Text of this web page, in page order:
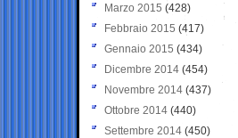
Marzo 2015 (428)
Febbraio 2015 (417)
Gennaio 2015 (434)
Dicembre 2014 (454)
Novembre 2014 (437)
Ottobre 2014 (440)
Settembre 2014 (450)